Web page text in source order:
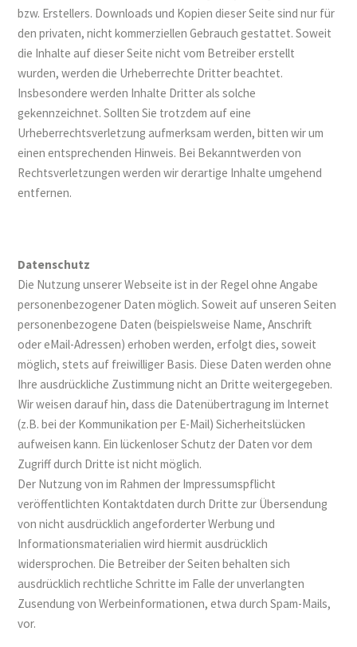
bzw. Erstellers. Downloads und Kopien dieser Seite sind nur für
den privaten, nicht kommerziellen Gebrauch gestattet. Soweit
die Inhalte auf dieser Seite nicht vom Betreiber erstellt
wurden, werden die Urheberrechte Dritter beachtet.
Insbesondere werden Inhalte Dritter als solche
gekennzeichnet. Sollten Sie trotzdem auf eine
Urheberrechtsverletzung aufmerksam werden, bitten wir um
einen entsprechenden Hinweis. Bei Bekanntwerden von
Rechtsverletzungen werden wir derartige Inhalte umgehend
entfernen.
Datenschutz
Die Nutzung unserer Webseite ist in der Regel ohne Angabe
personenbezogener Daten möglich. Soweit auf unseren Seiten
personenbezogene Daten (beispielsweise Name, Anschrift
oder eMail-Adressen) erhoben werden, erfolgt dies, soweit
möglich, stets auf freiwilliger Basis. Diese Daten werden ohne
Ihre ausdrückliche Zustimmung nicht an Dritte weitergegeben.
Wir weisen darauf hin, dass die Datenübertragung im Internet
(z.B. bei der Kommunikation per E-Mail) Sicherheitslücken
aufweisen kann. Ein lückenloser Schutz der Daten vor dem
Zugriff durch Dritte ist nicht möglich.
Der Nutzung von im Rahmen der Impressumspflicht
veröffentlichten Kontaktdaten durch Dritte zur Übersendung
von nicht ausdrücklich angeforderter Werbung und
Informationsmaterialien wird hiermit ausdrücklich
widersprochen. Die Betreiber der Seiten behalten sich
ausdrücklich rechtliche Schritte im Falle der unverlangten
Zusendung von Werbeinformationen, etwa durch Spam-Mails,
vor.